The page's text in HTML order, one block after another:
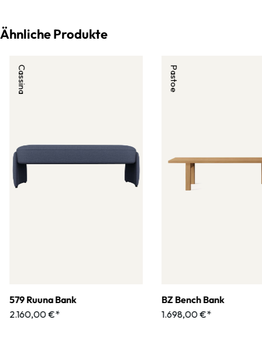
Ähnliche Produkte
Cassina
579 Ruuna Bank
2.160,00 €*
Pastoe
BZ Bench Bank
1.698,00 €*